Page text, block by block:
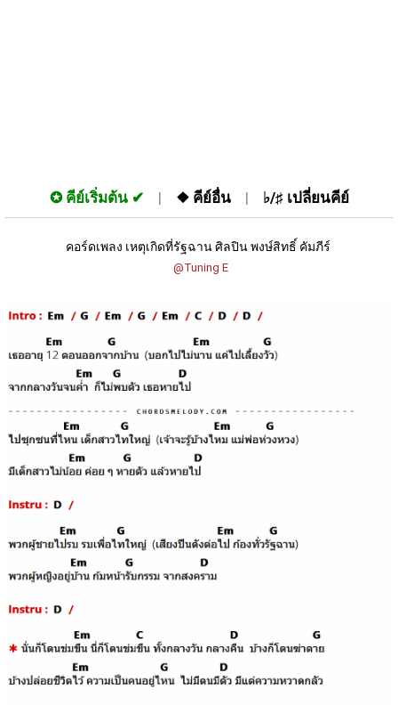
✪ คีย์เริ่มต้น ❖ คีย์อื่น ♭/♯ เปลี่ยนคีย์
คอร์ดเพลง เหตุเกิดที่รัฐฉาน ศิลปิน พงษ์สิทธิ์ คัมภีร์
@Tuning E